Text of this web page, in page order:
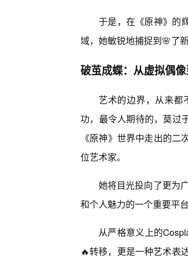
于是，在《原神》的
域，她敏锐地捕捉到🌸了
破茧成蝶：从虚拟偶
艺术的边界，从来都
功，最令人期待的，莫过
《原神》世界中走出的
位艺术家。
她将目光投向了更为
和个人魅力的一个重要平台
从严格意义上的
🔥转移，更是一种艺术表